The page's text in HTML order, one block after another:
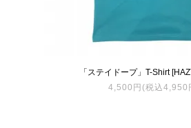
「ステイドープ」T-Shirt
4,500円(税込4,950